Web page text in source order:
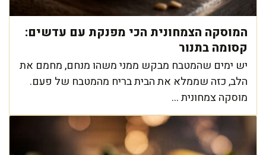
המוסקה הצמחונית הכי מפנקת עם עדשים:
קסומה בתנור
יש ימים שהמטבח מבקש ממני משהו מנחם, מחמם את
הלב, כזה שממלא את הבית בריח מהמטבח של פעם.
מוסקה צמחונית ...